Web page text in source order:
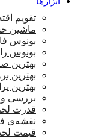
تقویم
ماشین
بونوس
بونوس
بهترین
بهترین
بهترین
بررسی
قدرت
نقشه‌ی
قیمت